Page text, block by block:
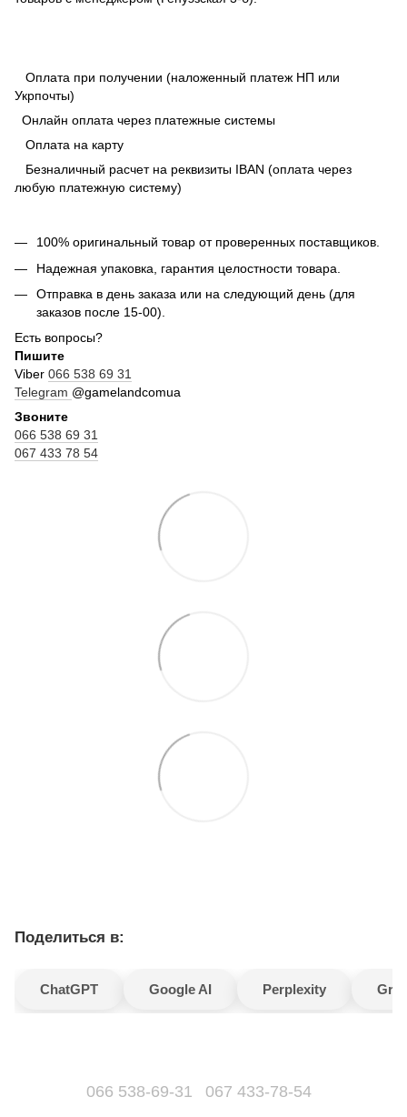
Оплата при получении (наложенный платеж НП или
Укрпочты)
Онлайн оплата через платежные системы
Оплата на карту
Безналичный расчет на реквизиты IBAN (оплата через
любую платежную систему)
100% оригинальный товар от проверенных поставщиков.
Надежная упаковка, гарантия целостности товара.
Отправка в день заказа или на следующий день (для
заказов после 15-00).
Есть вопросы?
Пишите
Viber 066 538 69 31
Telegram @gamelandcomua
Звоните
066 538 69 31
067 433 78 54
Поделиться в:
ChatGPT Google AI Perplexity
066 538-69-31 067 433-78-54